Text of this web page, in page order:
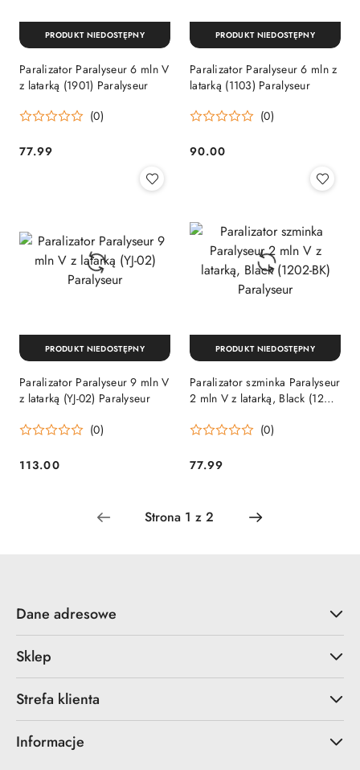
Paralizator Paralyseur 6 mln V
z latarką (1901) Paralyseur
(0)
Cena:
77.99
PRODUKT NIEDOSTĘPNY
Paralizator Paralyseur 6 mln z
latarką (1103) Paralyseur
(0)
Cena:
90.00
PRODUKT NIEDOSTĘPNY
Paralizator Paralyseur 9 mln V
z latarką (YJ-02) Paralyseur
(0)
Cena:
113.00
PRODUKT NIEDOSTĘPNY
Paralizator szminka Paralyseur
2 mln V z latarką, Black (1202-
(0)
Cena:
77.99
PRODUKT NIEDOSTĘPNY
Dane adresowe
Sklep
Strefa klienta
Informacje